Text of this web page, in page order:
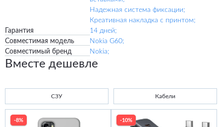
Надежная система фиксации;
Креативная накладка с принтом;
Гарантия
14 дней;
Совместимая модель
Nokia G60;
Совместимый бренд
Nokia;
Вместе дешевле
СЗУ Кабели
-8% -10%